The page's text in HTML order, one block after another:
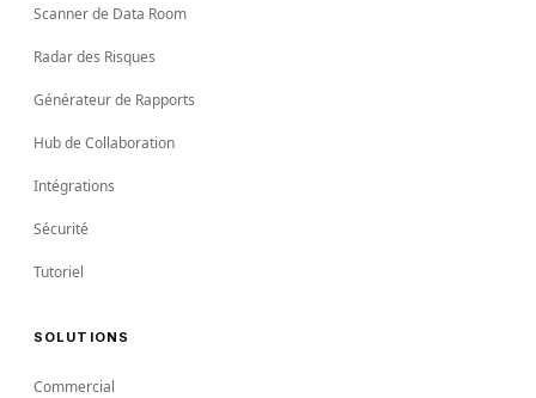
Scanner de Data Room
Radar des Risques
Générateur de Rapports
Hub de Collaboration
Intégrations
Sécurité
Tutoriel
SOLUTIONS
Commercial